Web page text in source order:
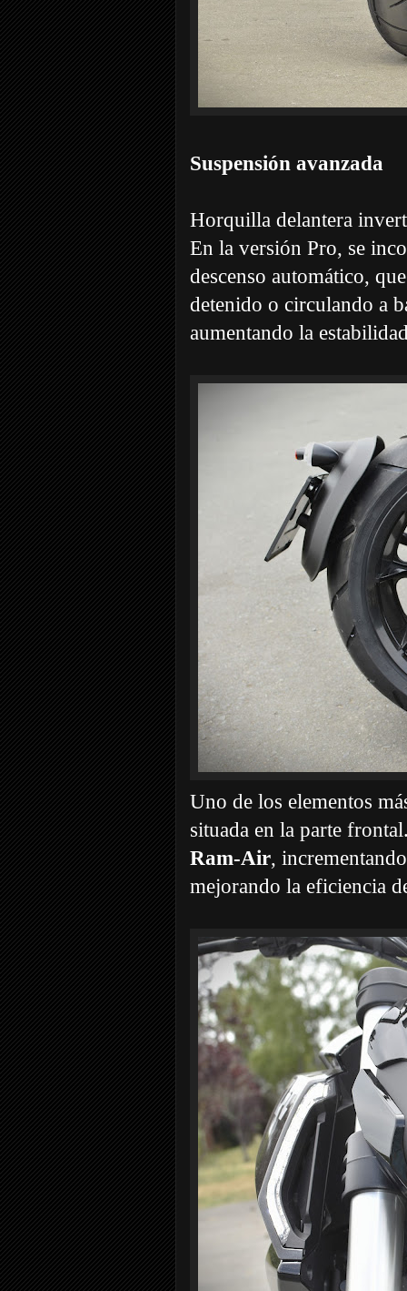
Suspensión avanzada
Horquilla delantera
En la versión Pro, se
descenso automático,
detenido o circulando a
aumentando la
Uno de los elementos
situada en la parte
Ram-Air,
mejorando la eficiencia